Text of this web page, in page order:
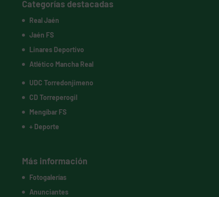
Categorías destacadas
Real Jaén
Jaén FS
Linares Deportivo
Atlético Mancha Real
UDC Torredonjimeno
CD Torreperogil
Mengíbar FS
+ Deporte
Más información
Fotogalerías
Anunciantes